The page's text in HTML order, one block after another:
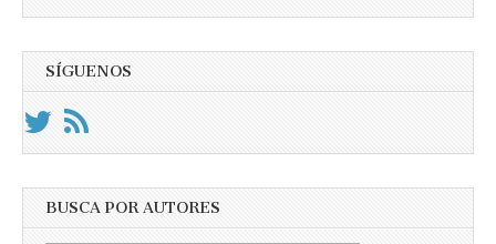
SÍGUENOS
BUSCA POR AUTORES